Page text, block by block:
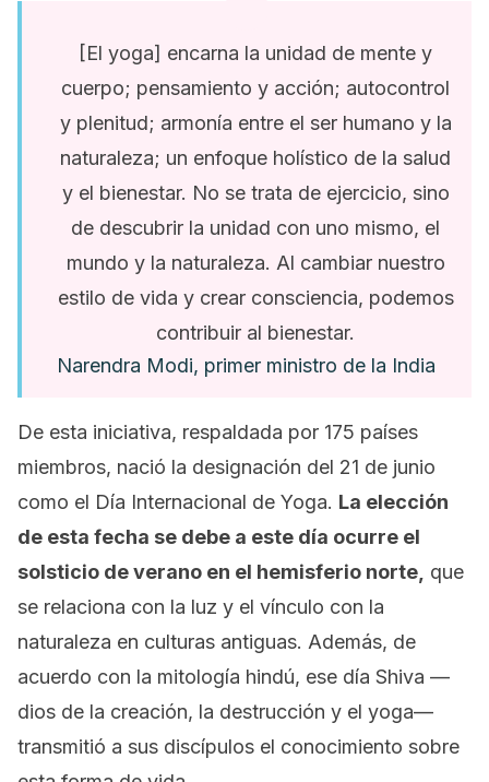
[El yoga] encarna la unidad de mente y
cuerpo; pensamiento y acción; autocontrol
y plenitud; armonía entre el ser humano y la
naturaleza; un enfoque holístico de la salud
y el bienestar. No se trata de ejercicio, sino
de descubrir la unidad con uno mismo, el
mundo y la naturaleza. Al cambiar nuestro
estilo de vida y crear consciencia, podemos
contribuir al bienestar.
Narendra Modi, primer ministro de la India
De esta iniciativa, respaldada por 175 países
miembros, nació la designación del 21 de junio
como el Día Internacional de Yoga. La elección
de esta fecha se debe a este día ocurre el
solsticio de verano en el hemisferio norte, que
se relaciona con la luz y el vínculo con la
naturaleza en culturas antiguas. Además, de
acuerdo con la mitología hindú, ese día Shiva —
dios de la creación, la destrucción y el yoga—
transmitió a sus discípulos el conocimiento sobre